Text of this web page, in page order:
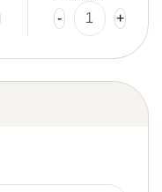
-
+